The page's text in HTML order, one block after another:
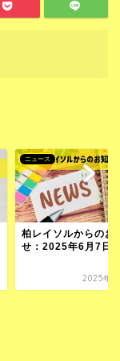
ニュース
柏レイソルからのお
せ：2025年6月7日
2025年6